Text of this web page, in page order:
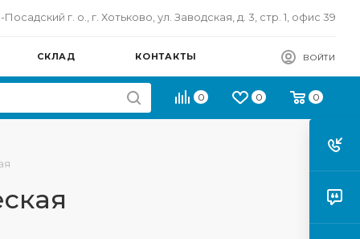
г. о., г. Хотьково, ул. Заводская, д. 3, стр. 1, офис 39
СКЛАД КОНТАКТЫ ВОЙТИ
0 0 0